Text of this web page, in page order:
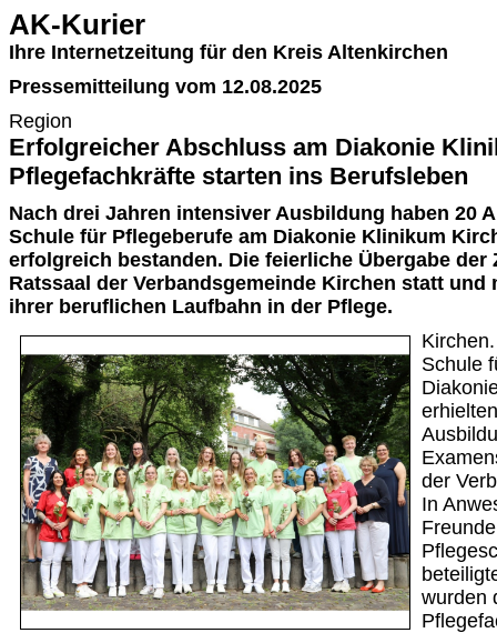
AK-Kurier
Ihre Internetzeitung für den Kreis Altenkirchen
Pressemitteilung vom 12.08.2025
Region
Erfolgreicher Abschluss am Diakonie
Pflegefachkräfte starten ins Berufsleben
Nach drei Jahren intensiver Ausbildung haben 20
Schule für Pflegeberufe am Diakonie Klinikum
erfolgreich bestanden. Die feierliche Übergabe der
Ratssaal der Verbandsgemeinde Kirchen statt und
ihrer beruflichen Laufbahn in der Pflege.
Schule
der
In
wurden